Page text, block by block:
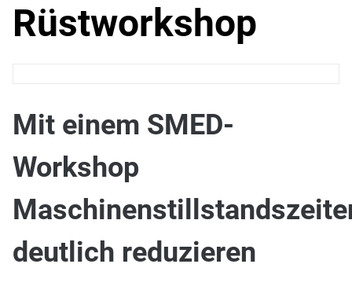
Rüstworkshop
Mit einem SMED-
Workshop
deutlich reduzieren